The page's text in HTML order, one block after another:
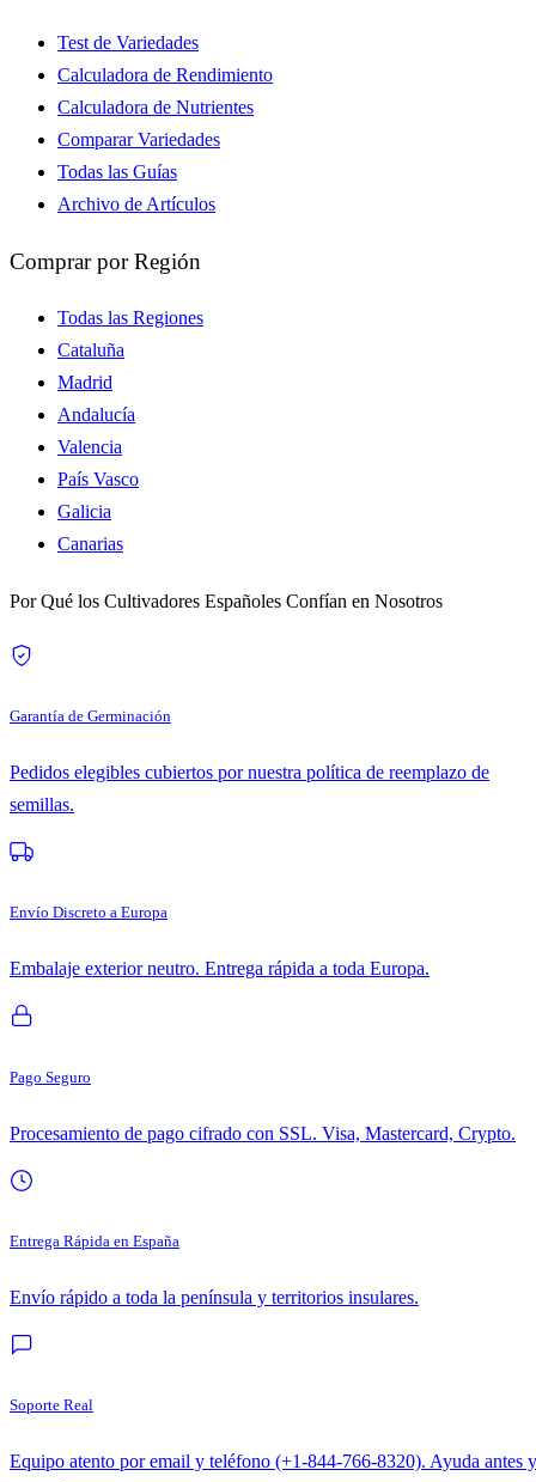
Test de Variedades
Calculadora de Rendimiento
Calculadora de Nutrientes
Comparar Variedades
Todas las Guías
Archivo de Artículos
Comprar por Región
Todas las Regiones
Cataluña
Madrid
Andalucía
Valencia
País Vasco
Galicia
Canarias
Por Qué los Cultivadores Españoles Confían en Nosotros
Garantía de Germinación
Pedidos elegibles cubiertos por nuestra política de reemplazo de
semillas.
Envío Discreto a Europa
Embalaje exterior neutro. Entrega rápida a toda Europa.
Pago Seguro
Procesamiento de pago cifrado con SSL. Visa, Mastercard, Crypto.
Entrega Rápida en España
Envío rápido a toda la península y territorios insulares.
Soporte Real
Equipo atento por email y teléfono (+1-844-766-8320). Ayuda antes y